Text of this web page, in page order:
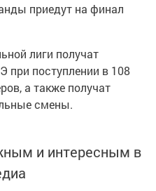
приедут на финал
лиги получат
при поступлении в 108
а также получат
смены.
и интересным в